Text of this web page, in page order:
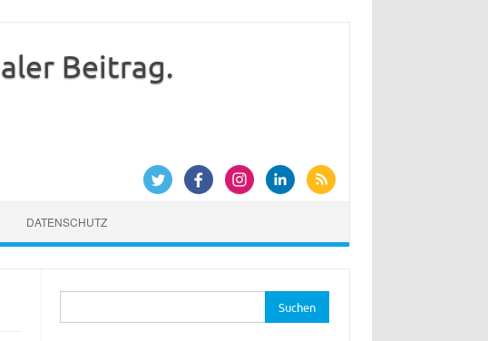
Beitrag.
DATENSCHUTZ
nach: